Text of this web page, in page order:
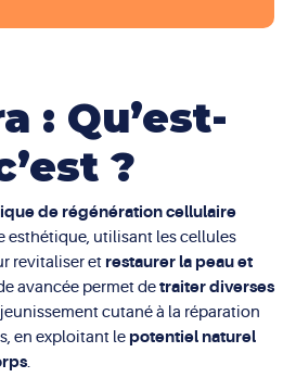
: Qu’est-
?
de régénération cellulaire
esthétique, utilisant les cellules
revitaliser et restaurer la peau et
avancée permet detraiter diverses
cutané à la réparation
en exploitant le potentiel naturel
.